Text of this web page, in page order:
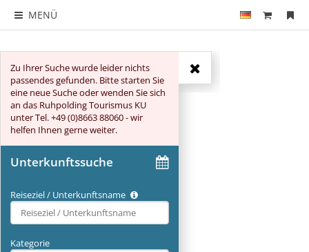
MENÜ
Suche
Zu Ihrer Suche wurde leider nichts
passendes gefunden. Bitte starten Sie
eine neue Suche oder wenden Sie sich
an das Ruhpolding Tourismus KU
unter Tel. +49 (0)8663 88060 - wir
helfen Ihnen gerne weiter.
Unterkunftssuche
Reiseziel / Unterkunftsname
Kategorie